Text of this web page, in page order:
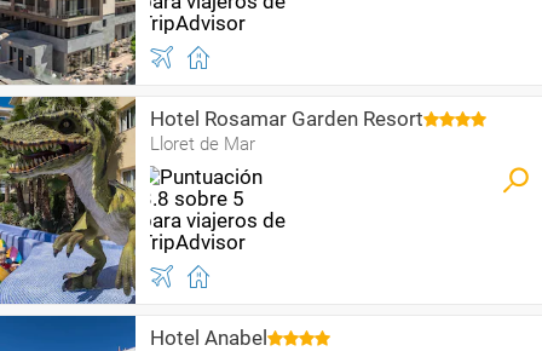
Hotel Rosamar Garden Resort
Lloret de Mar
Hotel Anabel